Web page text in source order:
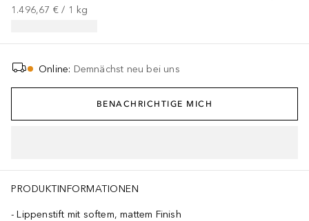
1.496,67 € / 1 kg
Online: Demnächst neu bei uns
BENACHRICHTIGE MICH
PRODUKTINFORMATIONEN
Lippenstift mit softem, mattem Finish